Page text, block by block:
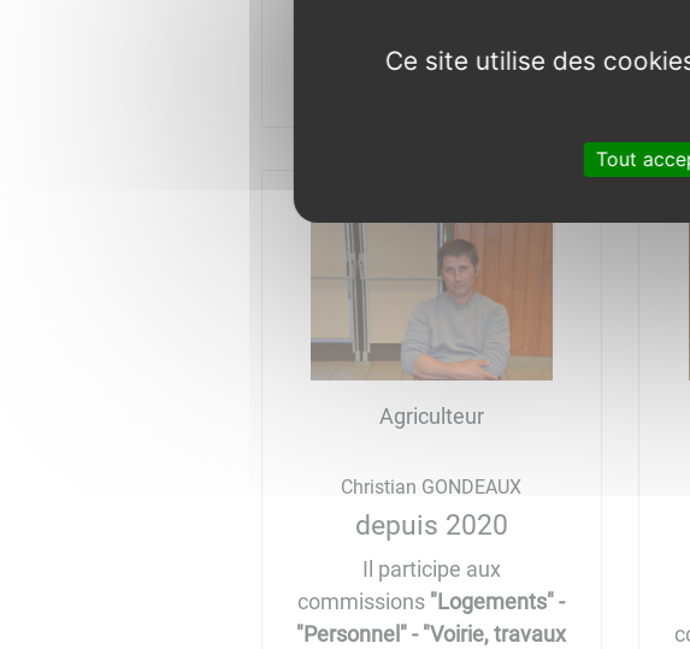
réunions de la commission
Agriculteur
Christian GONDEAUX
depuis 2020
Il participe aux
commissions "Logements" -
"Personnel" - "Voirie, travaux
Ce site utilise des
Tout